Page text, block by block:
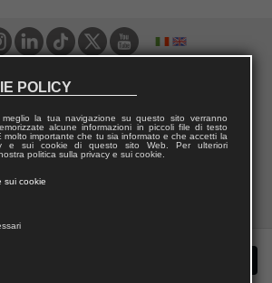
POLICY
la tua navigazione su questo sito verranno
alcune informazioni in piccoli file di testo
molto importante che tu sia informato e che accetti la
e sui cookie di questo sito Web. Per ulteriori
politica sulla privacy e sui cookie.
sui cookie